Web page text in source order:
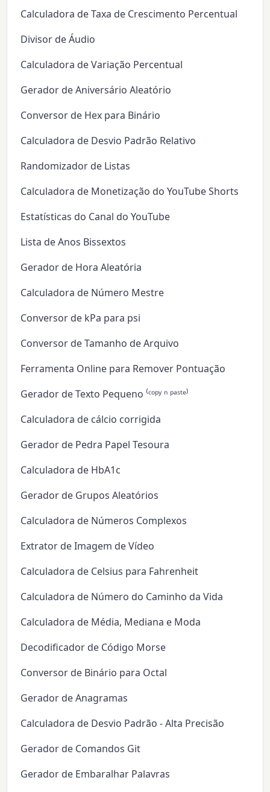
Calculadora de Taxa de Crescimento Percentual
Divisor de Áudio
Calculadora de Variação Percentual
Gerador de Aniversário Aleatório
Conversor de Hex para Binário
Calculadora de Desvio Padrão Relativo
Randomizador de Listas
Calculadora de Monetização do YouTube Shorts
Estatísticas do Canal do YouTube
Lista de Anos Bissextos
Gerador de Hora Aleatória
Calculadora de Número Mestre
Conversor de kPa para psi
Conversor de Tamanho de Arquivo
Ferramenta Online para Remover Pontuação
Gerador de Texto Pequeno ⁽ᶜᵒᵖʸ ⁿ ᵖᵃˢᵗᵉ⁾
Calculadora de cálcio corrigida
Gerador de Pedra Papel Tesoura
Calculadora de HbA1c
Gerador de Grupos Aleatórios
Calculadora de Números Complexos
Extrator de Imagem de Vídeo
Calculadora de Celsius para Fahrenheit
Calculadora de Número do Caminho da Vida
Calculadora de Média, Mediana e Moda
Decodificador de Código Morse
Conversor de Binário para Octal
Gerador de Anagramas
Calculadora de Desvio Padrão - Alta Precisão
Gerador de Comandos Git
Gerador de Embaralhar Palavras